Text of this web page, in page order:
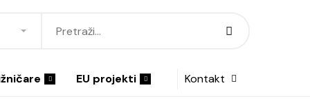
EU projekti Kontakt